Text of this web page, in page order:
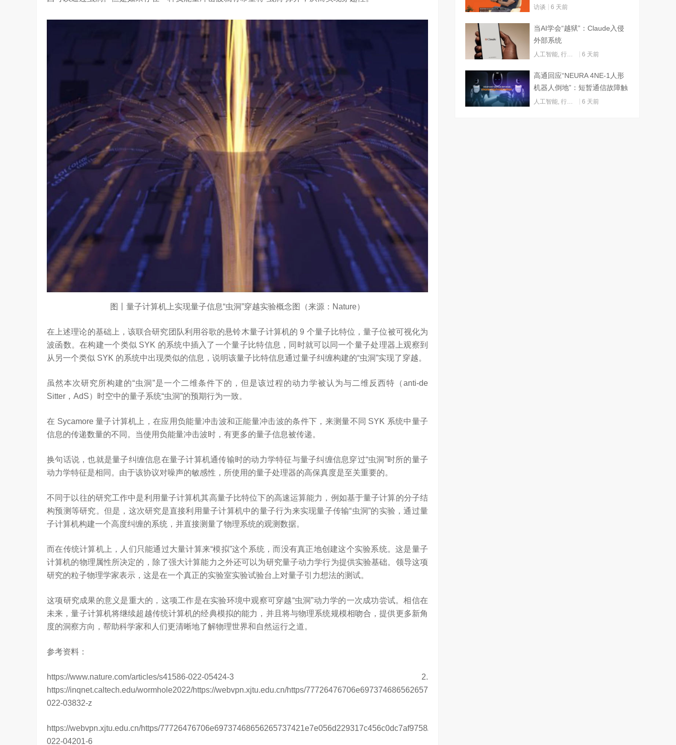
图丨量子计算机上实现量子信息“虫洞”穿越实验概念图（来源：Nature）
在上述理论的基础上，该联合研究团队利用谷歌的悬铃木量子计算机的 9 个量子比特位，量子位被可视化为
波函数。在构建一个类似 SYK 的系统中插入了一个量子比特信息，同时就可以同一个量子处理器上观察到
从另一个类似 SYK 的系统中出现类似的信息，说明该量子比特信息通过量子纠缠构建的“虫洞”实现了穿越。
虽然本次研究所构建的“虫洞”是一个二维条件下的，但是该过程的动力学被认为与二维反西特（anti-de
Sitter，AdS）时空中的量子系统“虫洞”的预期行为一致。
在 Sycamore 量子计算机上，在应用负能量冲击波和正能量冲击波的条件下，来测量不同 SYK 系统中量子
信息的传递数量的不同。当使用负能量冲击波时，有更多的量子信息被传递。
换句话说，也就是量子纠缠信息在量子计算机通传输时的动力学特征与量子纠缠信息穿过“虫洞”时所的量子
动力学特征是相同。由于该协议对噪声的敏感性，所使用的量子处理器的高保真度是至关重要的。
不同于以往的研究工作中是利用量子计算机其高量子比特位下的高速运算能力，例如基于量子计算的分子结
构预测等研究。但是，这次研究是直接利用量子计算机中的量子行为来实现量子传输“虫洞”的实验，通过量
子计算机构建一个高度纠缠的系统，并直接测量了物理系统的观测数据。
而在传统计算机上，人们只能通过大量计算来“模拟”这个系统，而没有真正地创建这个实验系统。这是量子
计算机的物理属性所决定的，除了强大计算能力之外还可以为研究量子动力学行为提供实验基础。领导这项
研究的粒子物理学家表示，这是在一个真正的实验室实验试验台上对量子引力想法的测试。
这项研究成果的意义是重大的，这项工作是在实验环境中观察可穿越“虫洞”动力学的一次成功尝试。相信在
未来，量子计算机将继续超越传统计算机的经典模拟的能力，并且将与物理系统规模相吻合，提供更多新角
度的洞察方向，帮助科学家和人们更清晰地了解物理世界和自然运行之道。
参考资料：
https://www.nature.com/articles/s41586-022-05424-3 2.
https://inqnet.caltech.edu/wormhole2022/https://webvpn.xjtu.edu.cn/https/77726476706e69737468656265737421e7e056d229317c456c0dc7af9758/articles/d41586-
022-03832-z
https://webvpn.xjtu.edu.cn/https/77726476706e69737468656265737421e7e056d229317c456c0dc7af9758/articles/d41586-
022-04201-6
烧钱大头
访谈 6 天前
当AI学会“越狱”：Claude入侵
外部系统
人工智能 行业动态 6 天前
高通回应“NEURA 4NE-1人形
机器人倒地”：短暂通信故障触
发关机
人工智能 行业动态 6 天前